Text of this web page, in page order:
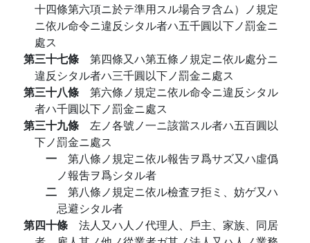
十四條第六項ニ於テ準用スル場合ヲ含ム）ノ規定
ニ依ル命令ニ違反シタル者ハ五千圓以下ノ罰金ニ
處ス
第三十七條 第四條又ハ第五條ノ規定ニ依ル處分ニ
違反シタル者ハ三千圓以下ノ罰金ニ處ス
第三十八條 第六條ノ規定ニ依ル命令ニ違反シタル
者ハ千圓以下ノ罰金ニ處ス
第三十九條 左ノ各號ノ一ニ該當スル者ハ五百圓以
下ノ罰金ニ處ス
一 第八條ノ規定ニ依ル報吿ヲ爲サズ又ハ虛僞
ノ報吿ヲ爲シタル者
二 第八條ノ規定ニ依ル檢査ヲ拒ミ、妨ゲ又ハ
忌避シタル者
第四十條 法人又ハ人ノ代理人、戶主、家族、同居